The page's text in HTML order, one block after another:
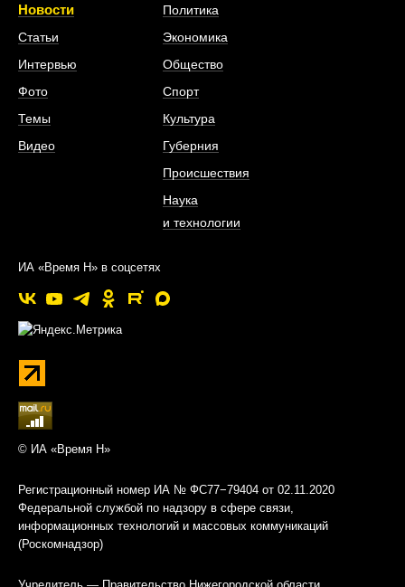
Новости
Статьи
Интервью
Фото
Темы
Видео
Политика
Экономика
Общество
Спорт
Культура
Губерния
Происшествия
Наука
и технологии
ИА «Время Н» в соцсетях
© ИА «Время Н»
Регистрационный номер ИА № ФС77−79404 от 02.11.2020
Федеральной службой по надзору в сфере связи,
информационных технологий и массовых коммуникаций
(Роскомнадзор)